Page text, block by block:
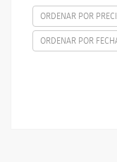
ORDENAR POR
ORDENAR POR